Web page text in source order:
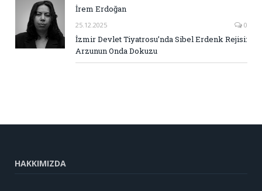
İrem Erdoğan
25.12.2025 0
İzmir Devlet Tiyatrosu’nda Sibel Erdenk Rejisi:
Arzunun Onda Dokuzu
HAKKIMIZDA